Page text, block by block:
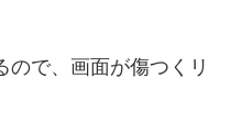
ので、画面が傷つくリ